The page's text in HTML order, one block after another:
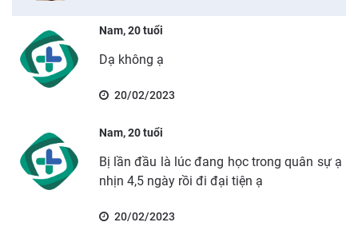
Nam, 20 tuổi
Dạ không ạ
20/02/2023
Nam, 20 tuổi
Bị lần đầu là lúc đang học trong quân sự ạ
nhịn 4,5 ngày rồi đi đại tiện ạ
20/02/2023